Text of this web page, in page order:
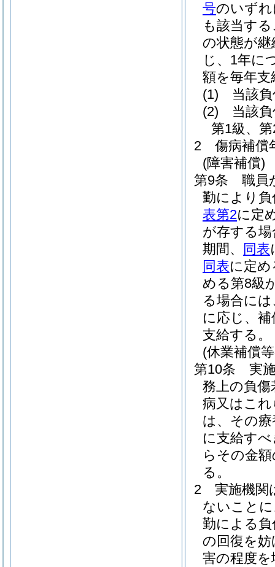
号のいず
も該当す
の状態が
じ、1年に
額を毎年支
(1)
当該
(2)
当該
第1級、
2
傷病補償
(障害補償)
第9条
職員
勤により
表第2に定
が存する
期間、
同表
同表に定
める第8級
る場合に
に応じ、
支給する。
(休業補償
第10条
実
務上の負
病又はこ
は、その
に支給す
らその金
る。
2
実施機関
ないこと
勤による
の回復を
害の程度